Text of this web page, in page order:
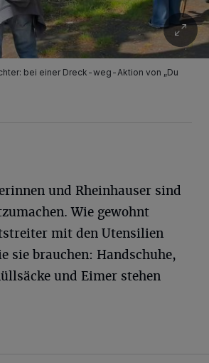
bei einer Dreck-weg-Aktion von „Du
und Rheinhauser sind
Wie gewohnt
mit den Utensilien
sie brauchen: Handschuhe,
und Eimer stehen